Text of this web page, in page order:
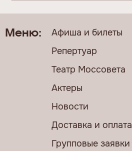
Меню:
Афиша и билеты
Репертуар
Театр Моссовета
Актеры
Новости
Доставка и оплата
Групповые заявки